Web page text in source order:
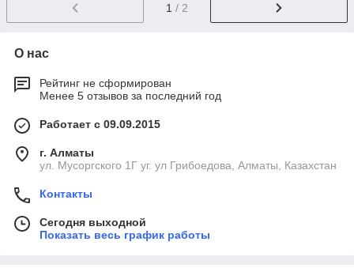
1 / 2
О нас
Рейтинг не сформирован
Менее 5 отзывов за последний год
Работает с 09.09.2015
г. Алматы
ул. Мусоргского 1Г уг. ул Грибоедова, Алматы, Казахстан
Контакты
Сегодня выходной
Показать весь график работы